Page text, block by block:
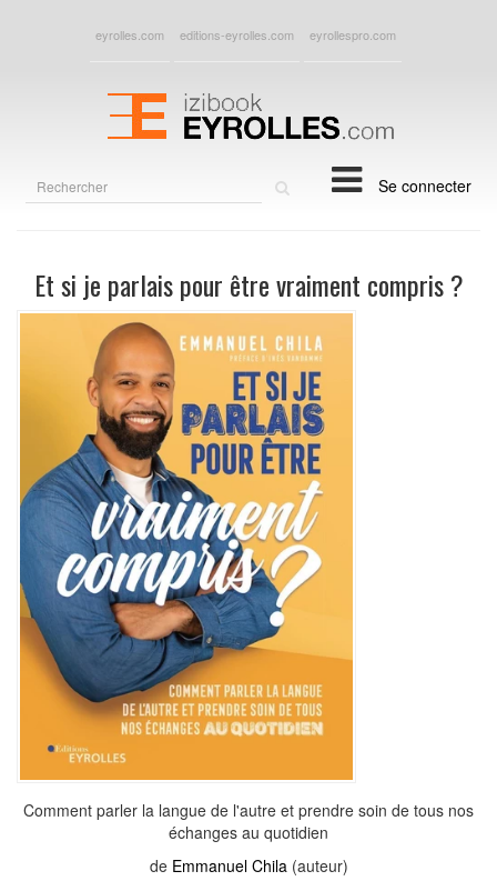
eyrolles.com editions-eyrolles.com eyrollespro.com
Se connecter
Et si je parlais pour être vraiment compris ?
Comment parler la langue de l'autre et prendre soin de tous nos
échanges au quotidien
de Emmanuel Chila(auteur)